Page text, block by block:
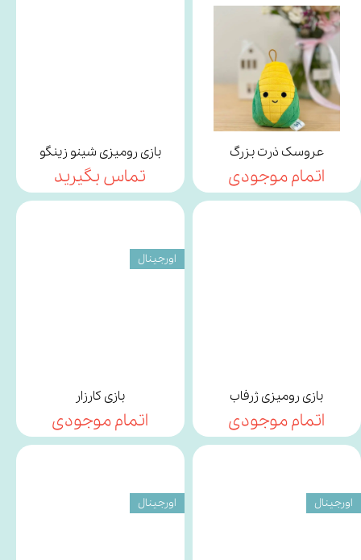
عروسک ذرت بزرگ
اتمام موجودی
بازی رومیزی شینو زینگو
تماس بگیرید
بازی رومیزی ژرفاب
اتمام موجودی
بازی کارزار
اتمام موجودی
اورجینال
اورجینال اورجینال